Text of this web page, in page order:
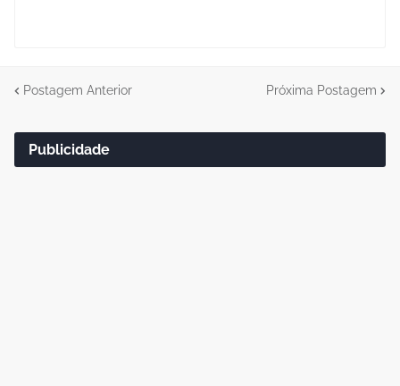
Postagem Anterior Próxima Postagem
Publicidade